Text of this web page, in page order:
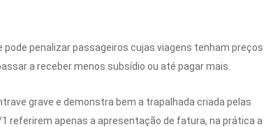
penalizar passageiros cujas viagens tenham preços
a receber menos subsídio ou até pagar mais.
grave e demonstra bem a trapalhada criada pelas
referirem apenas a apresentação de fatura, na prática a